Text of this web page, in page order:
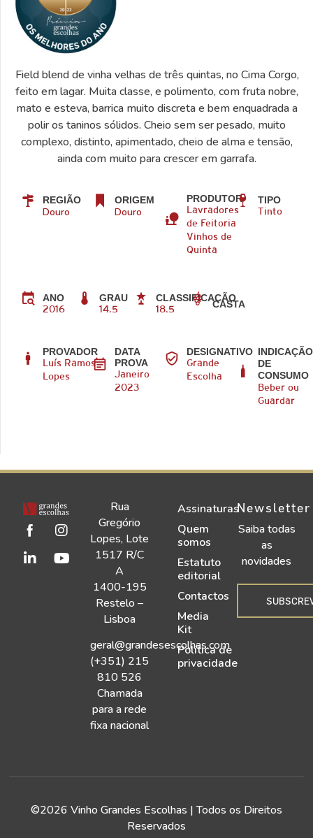
Field blend de vinha velhas de três quintas, no Cima Corgo,
feito em lagar. Muita classe, e polimento, com fruta nobre,
mato e esteva, barrica muito discreta e bem enquadrada a
polir os taninos sólidos. Cheio sem ser pesado, muito
complexo, distinto, apimentado, cheio de alma e tensão,
ainda com muito para crescer em garrafa.
REGIÃO
Douro
ORIGEM
Douro
PRODUTOR
Lavradores
de Feitoria
Vinhos de
Quinta
TIPO
Tinto
ANO
2016
GRAU
14.5
CLASSIFICAÇÃO
18.5
CASTA
PROVADOR
Luís Ramos
Lopes
DATA
PROVA
Janeiro
2023
DESIGNATIVO
Grande
Escolha
INDICAÇÃO
DE
CONSUMO
Beber ou
Guardar
Rua
Gregório
Lopes, Lote
1517 R/C
A
1400-195
Restelo –
Lisboa
geral@grandesescolhas.com
(+351) 215
810 526
Chamada
para a rede
fixa nacional
Assinaturas
Quem
somos
Estatuto
editorial
Contactos
Media
Kit
Política de
privacidade
Newsletter
Saiba todas
as
novidades
©2026 Vinho Grandes Escolhas | Todos os Direitos
Reservados